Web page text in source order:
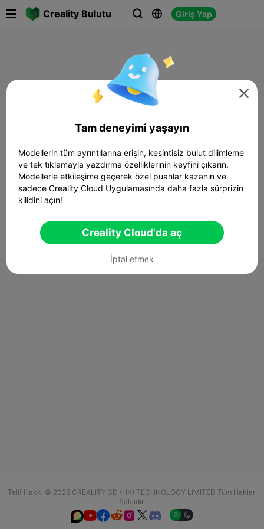
Creality Bulutu   Giriş Yap
Telif Hakkı © 2025 CREALITY 3D (HK) TECHNOLOGY LIMITED Tüm Hakları
Saklıdır.
  

Tam deneyimi yaşayın
Modellerin tüm ayrıntılarına erişin, kesintisiz bulut dilimleme
ve tek tıklamayla yazdırma özelliklerinin keyfini çıkarın.
Modellerle etkileşime geçerek özel puanlar kazanın ve
sadece Creality Cloud Uygulamasında daha fazla sürprizin
kilidini açın!
Creality Cloud'da aç
İptal etmek